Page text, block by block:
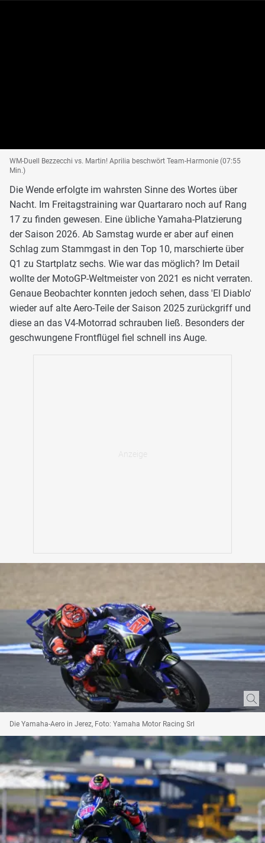
WM-Duell Bezzecchi vs. Martin! Aprilia beschwört Team-Harmonie (07:55
Min.)
Die Wende erfolgte im wahrsten Sinne des Wortes über
Nacht. Im Freitagstraining war Quartararo noch auf Rang
17 zu finden gewesen. Eine übliche Yamaha-Platzierung
der Saison 2026. Ab Samstag wurde er aber auf einen
Schlag zum Stammgast in den Top 10, marschierte über
Q1 zu Startplatz sechs. Wie war das möglich? Im Detail
wollte der MotoGP-Weltmeister von 2021 es nicht verraten.
Genaue Beobachter konnten jedoch sehen, dass 'El Diablo'
wieder auf alte Aero-Teile der Saison 2025 zurückgriff und
diese an das V4-Motorrad schrauben ließ. Besonders der
geschwungene Frontflügel fiel schnell ins Auge.
Die Yamaha-Aero in Jerez, Foto: Yamaha Motor Racing Srl